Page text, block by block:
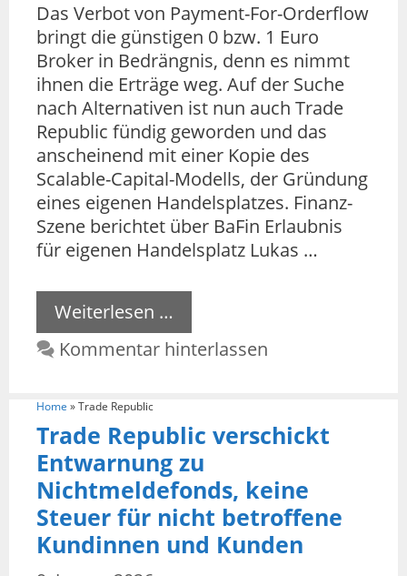
Das Verbot von Payment-For-Orderflow
bringt die günstigen 0 bzw. 1 Euro
Broker in Bedrängnis, denn es nimmt
ihnen die Erträge weg. Auf der Suche
nach Alternativen ist nun auch Trade
Republic fündig geworden und das
anscheinend mit einer Kopie des
Scalable-Capital-Modells, der Gründung
eines eigenen Handelsplatzes. Finanz-
Szene berichtet über BaFin Erlaubnis
für eigenen Handelsplatz Lukas …
Weiterlesen …
Kommentar hinterlassen
Home »Trade Republic
Trade Republic verschickt
Entwarnung zu
Nichtmeldefonds, keine
Steuer für nicht betroffene
Kundinnen und Kunden